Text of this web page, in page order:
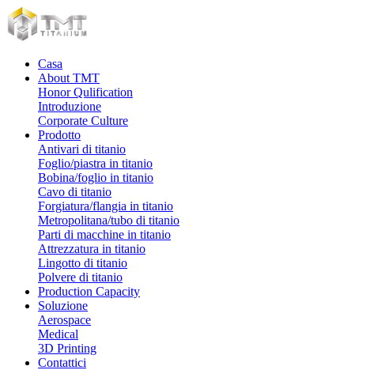
Casa
About TMT
Honor Qulification
Introduzione
Corporate Culture
Prodotto
Antivari di titanio
Foglio/piastra in titanio
Bobina/foglio in titanio
Cavo di titanio
Forgiatura/flangia in titanio
Metropolitana/tubo di titanio
Parti di macchine in titanio
Attrezzatura in titanio
Lingotto di titanio
Polvere di titanio
Production Capacity
Soluzione
Aerospace
Medical
3D Printing
Contattici